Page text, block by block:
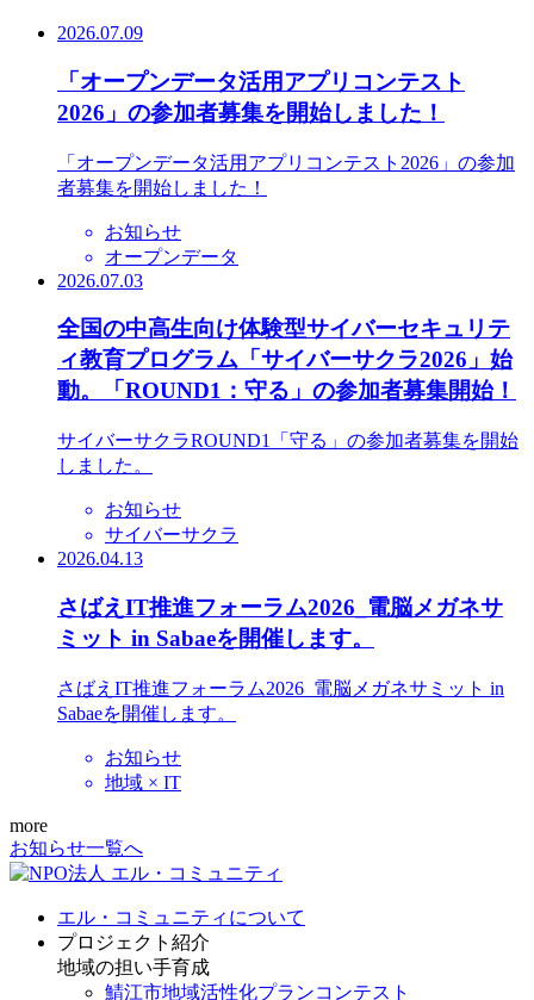
2026.07.09
「オープンデータ活用アプリコンテスト
2026」の参加者募集を開始しました！
「オープンデータ活用アプリコンテスト2026」の参加
者募集を開始しました！
お知らせ
オープンデータ
2026.07.03
全国の中高生向け体験型サイバーセキュリテ
ィ教育プログラム「サイバーサクラ2026」始
動。「ROUND1：守る」の参加者募集開始！
サイバーサクラROUND1「守る」の参加者募集を開始
しました。
お知らせ
サイバーサクラ
2026.04.13
さばえIT推進フォーラム2026_電脳メガネサ
ミット in Sabaeを開催します。
さばえIT推進フォーラム2026_電脳メガネサミット in
Sabaeを開催します。
お知らせ
地域 × IT
more
お知らせ一覧へ
エル・コミュニティについて
プロジェクト紹介
地域の担い手育成
鯖江市地域活性化プランコンテスト